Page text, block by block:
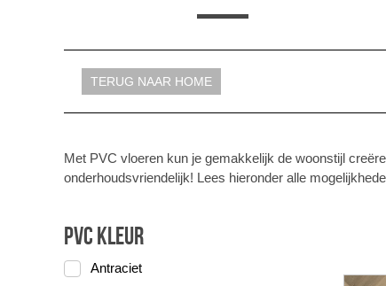
TERUG NAAR HOME
Met PVC vloeren kun je gemakkelijk de woonstijl
onderhoudsvriendelijk! Lees hieronder alle
PVC Kleur
Antraciet